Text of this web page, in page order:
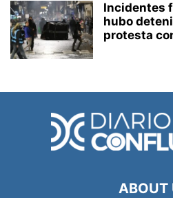
Incidentes
hubo
protesta
ABOUT